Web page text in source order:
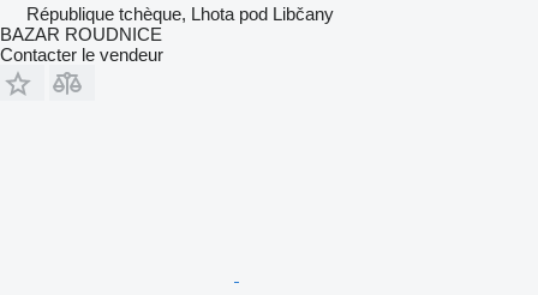
République tchèque, Lhota pod Libčany
BAZAR ROUDNICE
Contacter le vendeur